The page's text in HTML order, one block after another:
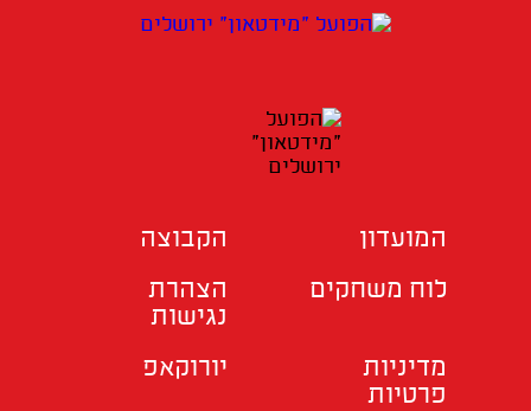
המועדון
הקבוצה
לוח משחקים
הצהרת
נגישות
מדיניות
פרטיות
יורוקאפ